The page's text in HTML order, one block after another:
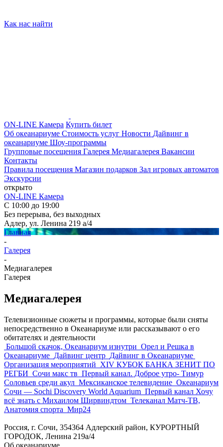
Как нас найти
ON-LINE Камера Купить билет
Об океанариуме Стоимость услуг Новости Дайвинг в
океанариуме Шоу-программы
Групповые посещения Галерея Медиагалерея Вакансии
Контакты
Правила посещения Магазин подарков Зал игровых автоматов
Экскурсии
открыто
ON-LINE Камера
С 10:00 до 19:00
Без перерыва, без выходных
Адлер, ул. Ленина 219 а/4
Главная
-
Галерея
-
Медиагалерея
Галерея
Медиагалерея
Телевизионные сюжеты и программы, которые были сняты
непосредственно в Океанариуме или рассказывают о его
обитателях и деятельности
Большой скачок, Океанариум изнутри Орел и Решка в
Океанариуме Дайвинг центр Дайвинг в Океанариуме
Организация мероприятий XIV КУБОК БАНКА ЗЕНИТ ПО
РЕГБИ Сочи макс тв Первый канал. Доброе утро- Тимур
Соловьев среди акул Мексиканское телевидение Океанариум
Сочи — Sochi Discovery World Aquarium Первый канал Хочу
всё знать с Михаилом Ширвиндтом Телеканал Матч-ТВ,
Анатомия спорта Мир24
Россия, г. Сочи, 354364 Адлерский район, КУРОРТНЫЙ
ГОРОДОК, Ленина 219а/4
Об океанариуме